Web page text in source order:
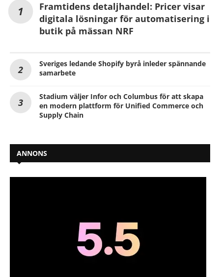
Framtidens detaljhandel: Pricer visar
digitala lösningar för automatisering i
butik på mässan NRF
Sveriges ledande Shopify byrå inleder spännande
samarbete
Stadium väljer Infor och Columbus för att skapa
en modern plattform för Unified Commerce och
Supply Chain
ANNONS